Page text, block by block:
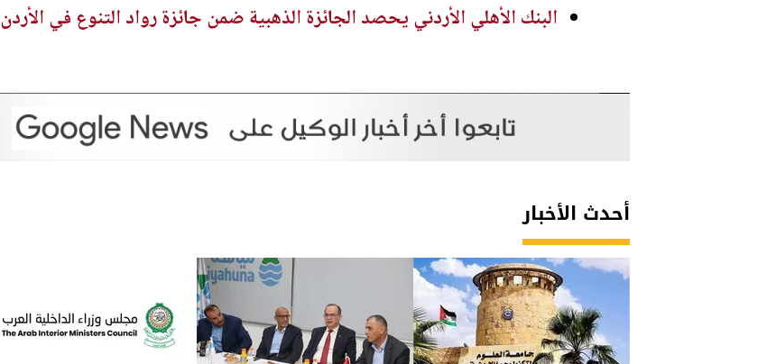
البنك الأهلي الأردني يحصد الجائزة الذهبية ضمن جائزة رواد التنوع في الأردن 2026
أحدث الأخبار